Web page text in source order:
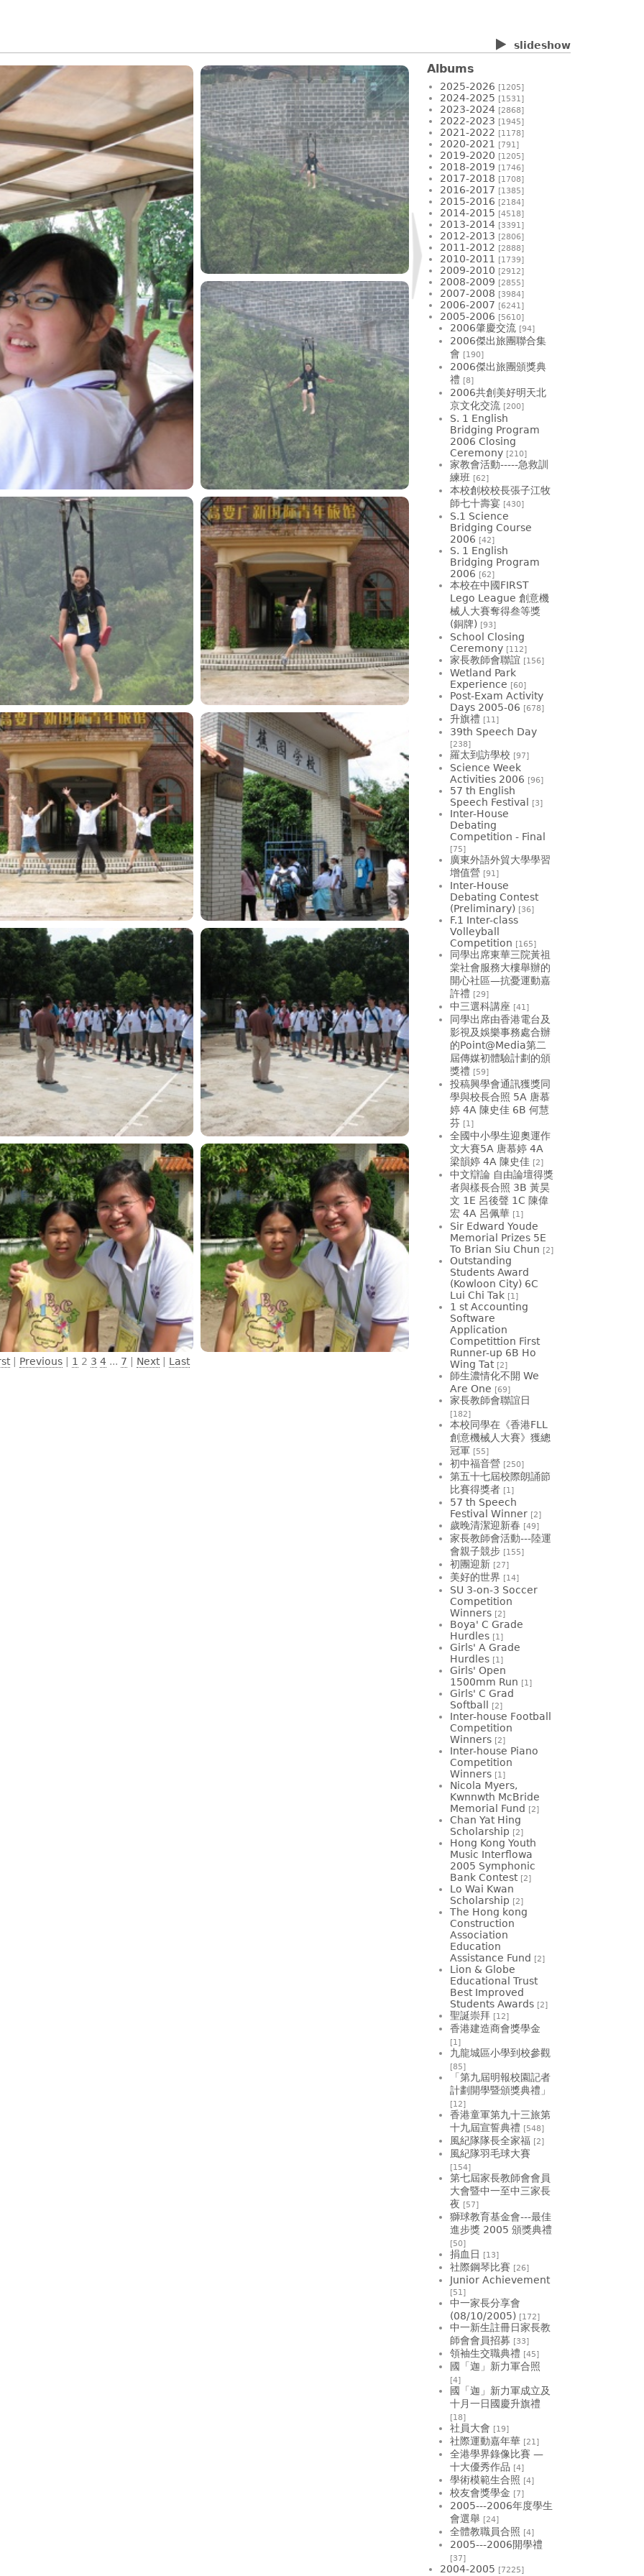
slideshow
| Previous| 1 2 3 4 ... 7 | Next| Last
Albums
2025-2026 [1205]
2024-2025 [1531]
2023-2024 [2868]
2022-2023 [1945]
2021-2022 [1178]
2020-2021 [791]
2019-2020 [1205]
2018-2019 [1746]
2017-2018 [1708]
2016-2017 [1385]
2015-2016 [2184]
2014-2015 [4518]
2013-2014 [3391]
2012-2013 [2806]
2011-2012 [2888]
2010-2011 [1739]
2009-2010 [2912]
2008-2009 [2855]
2007-2008 [3984]
2006-2007 [6241]
2005-2006 [5610]
2006肇慶交流 [94]
2006傑出旅團聯合集
會 [190]
2006傑出旅團頒獎典
禮 [8]
2006共創美好明天北
京文化交流 [200]
S. 1 English
Bridging Program
2006 Closing
Ceremony [210]
家教會活動-----急救訓
練班 [62]
本校創校校長張子江牧
師七十壽宴 [430]
S.1 Science
Bridging Course
2006 [42]
S. 1 English
Bridging Program
2006 [62]
本校在中國FIRST
Lego League 創意機
械人大賽奪得叁等獎
(銅牌) [93]
School Closing
Ceremony [112]
家長教師會聯誼 [156]
Wetland Park
Experience [60]
Post-Exam Activity
Days 2005-06 [678]
升旗禮 [11]
39th Speech Day
[238]
羅太到訪學校 [97]
Science Week
Activities 2006 [96]
57 th English
Speech Festival [3]
Inter-House
Debating
Competition - Final
[75]
廣東外語外貿大學學習
增值營 [91]
Inter-House
Debating Contest
(Preliminary) [36]
F.1 Inter-class
Volleyball
Competition [165]
同學出席東華三院黃祖
棠社會服務大樓舉辦的
開心社區—抗憂運動嘉
許禮 [29]
中三選科講座 [41]
同學出席由香港電台及
影視及娛樂事務處合辦
的Point@Media第二
屆傳媒初體驗計劃的頒
獎禮 [59]
投稿興學會通訊獲獎同
學與校長合照 5A 唐慕
婷 4A 陳史佳 6B 何慧
芬 [1]
全國中小學生迎奧運作
文大賽5A 唐慕婷 4A
梁韻婷 4A 陳史佳 [2]
中文辯論 自由論壇得獎
者與樣長合照 3B 黃昊
文 1E 呂後聲 1C 陳偉
宏 4A 呂佩華 [1]
Sir Edward Youde
Memorial Prizes 5E
To Brian Siu Chun [2]
Outstanding
Students Award
(Kowloon City) 6C
Lui Chi Tak [1]
1 st Accounting
Software
Application
Competittion First
Runner-up 6B Ho
Wing Tat [2]
師生濃情化不開 We
Are One [69]
家長教師會聯誼日
[182]
本校同學在《香港FLL
創意機械人大賽》獲總
冠軍 [55]
初中福音營 [250]
第五十七屆校際朗誦節
比賽得獎者 [1]
57 th Speech
Festival Winner [2]
歲晚清潔迎新春 [49]
家長教師會活動---陸運
會親子競步 [155]
初團迎新 [27]
美好的世界 [14]
SU 3-on-3 Soccer
Competition
Winners [2]
Boya' C Grade
Hurdles [1]
Girls' A Grade
Hurdles [1]
Girls' Open
1500mm Run [1]
Girls' C Grad
Softball [2]
Inter-house Football
Competition
Winners [2]
Inter-house Piano
Competition
Winners [1]
Nicola Myers,
Kwnnwth McBride
Memorial Fund [2]
Chan Yat Hing
Scholarship [2]
Hong Kong Youth
Music Interflowa
2005 Symphonic
Bank Contest [2]
Lo Wai Kwan
Scholarship [2]
The Hong kong
Construction
Association
Education
Assistance Fund [2]
Lion & Globe
Educational Trust
Best Improved
Students Awards [2]
聖誕崇拜 [12]
香港建造商會獎學金
[1]
九龍城區小學到校參觀
[85]
「第九屆明報校園記者
計劃開學暨頒獎典禮」
[12]
香港童軍第九十三旅第
十九屆宣誓典禮 [548]
風紀隊隊長全家福 [2]
風紀隊羽毛球大賽
[154]
第七屆家長教師會會員
大會暨中一至中三家長
夜 [57]
獅球教育基金會---最佳
進步獎 2005 頒獎典禮
[50]
捐血日 [13]
社際鋼琴比賽 [26]
Junior Achievement
[51]
中一家長分享會
(08/10/2005) [172]
中一新生註冊日家長教
師會會員招募 [33]
領袖生交職典禮 [45]
國「迦」新力軍合照
[4]
國「迦」新力軍成立及
十月一日國慶升旗禮
[18]
社員大會 [19]
社際運動嘉年華 [21]
全港學界錄像比賽 —
十大優秀作品 [4]
學術模範生合照 [4]
校友會獎學金 [7]
2005---2006年度學生
會選舉 [24]
全體教職員合照 [4]
2005---2006開學禮
[37]
2004-2005 [7225]